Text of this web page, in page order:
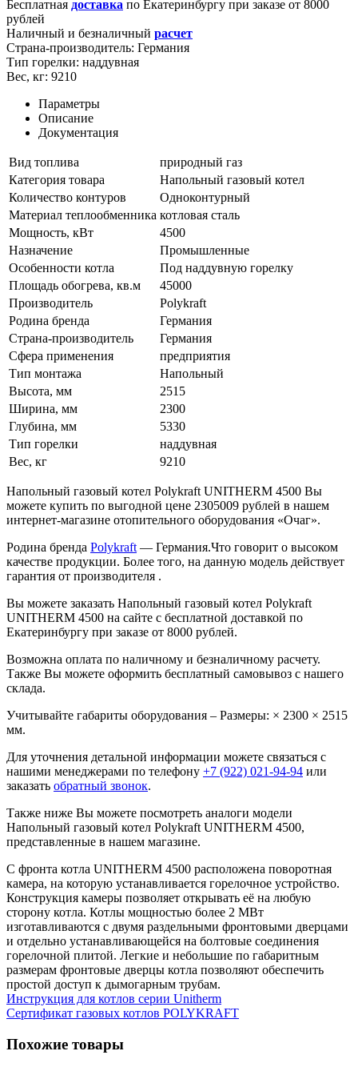
Бесплатная доставка по Екатеринбургу при заказе от 8000
рублей
Наличный и безналичный расчет
Страна-производитель: Германия
Тип горелки: наддувная
Вес, кг: 9210
Параметры
Описание
Документация
Вид топлива
природный газ
Категория товара
Напольный газовый котел
Количество контуров
Одноконтурный
Материал теплообменника котловая сталь
Мощность, кВт
4500
Назначение
Промышленные
Особенности котла
Под наддувную горелку
Площадь обогрева, кв.м
45000
Производитель
Polykraft
Родина бренда
Германия
Страна-производитель
Германия
Сфера применения
предприятия
Тип монтажа
Напольный
Высота, мм
2515
Ширина, мм
2300
Глубина, мм
5330
Тип горелки
наддувная
Вес, кг
9210
Напольный газовый котел Polykraft UNITHERM 4500 Вы
можете купить по выгодной цене 2305009 рублей в нашем
интернет-магазине отопительного оборудования «Очаг».
Родина бренда Polykraft — Германия.Что говорит о высоком
качестве продукции. Более того, на данную модель действует
гарантия от производителя .
Вы можете заказать Напольный газовый котел Polykraft
UNITHERM 4500 на сайте с бесплатной доставкой по
Екатеринбургу при заказе от 8000 рублей.
Возможна оплата по наличному и безналичному расчету.
Также Вы можете оформить бесплатный самовывоз с нашего
склада.
Учитывайте габариты оборудования – Размеры: × 2300 × 2515
мм.
Для уточнения детальной информации можете связаться с
нашими менеджерами по телефону +7 (922) 021-94-94 или
заказать обратный звонок.
Также ниже Вы можете посмотреть аналоги модели
Напольный газовый котел Polykraft UNITHERM 4500,
представленные в нашем магазине.
С фронта котла UNITHERM 4500 расположена поворотная
камера, на которую устанавливается горелочное устройство.
Конструкция камеры позволяет открывать её на любую
сторону котла. Котлы мощностью более 2 МВт
изготавливаются с двумя раздельными фронтовыми дверцами
и отдельно устанавливающейся на болтовые соединения
горелочной плитой. Легкие и небольшие по габаритным
размерам фронтовые дверцы котла позволяют обеспечить
простой доступ к дымогарным трубам.
Инструкция для котлов серии Unitherm
Сертификат газовых котлов POLYKRAFT
Похожие товары